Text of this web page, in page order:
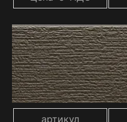
артикул